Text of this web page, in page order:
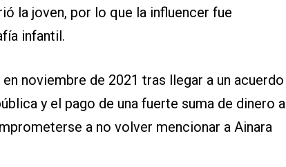
la joven, por lo que la influencer fue
infantil.
noviembre de 2021 tras llegar a un acuerdo
y el pago de una fuerte suma de dinero a
a no volver mencionar a Ainara